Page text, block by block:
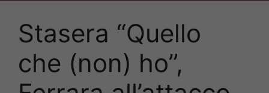
Stasera “Quello
che (non) ho”,